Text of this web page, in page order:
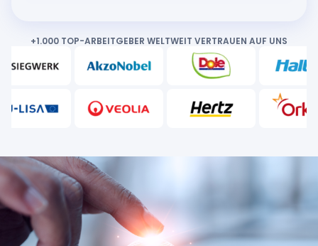
+1.000 TOP-ARBEITGEBER WELTWEIT VERTRAUEN AUF UNS